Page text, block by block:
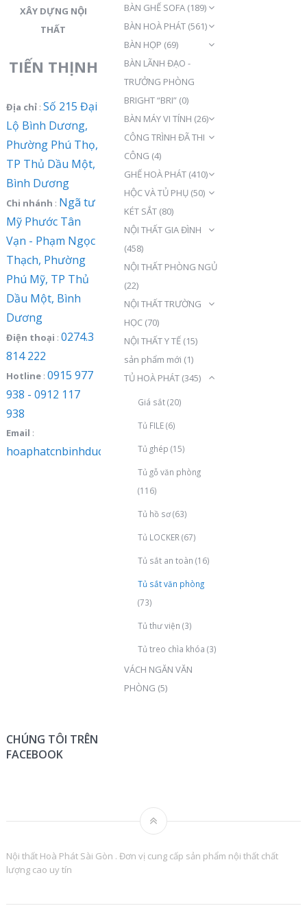
XÂY DỰNG NỘI
THẤT
TIẾN THỊNH
Địa chỉ: Số 215 Đại
Lộ Bình Dương,
Phường Phú Thọ,
TP Thủ Dầu Một,
Bình Dương
Chi nhánh : Ngã tư
Mỹ Phước Tân
Vạn - Phạm Ngọc
Thạch, Phường
Phú Mỹ, TP Thủ
Dầu Một, Bình
Dương
Điện thoại : 0274.3
814 222
Hotline: 0915 977
938 - 0912 117
938
Email :
hoaphatcnbinhduong@gmail.com
BÀN GHẾ SOFA (189)
BÀN HOÀ PHÁT (561)
BÀN HỌP (69)
BÀN LÃNH ĐẠO -
TRƯỞNG PHÒNG
BRIGHT “BRI” (0)
BÀN MÁY VI TÍNH (26)
CÔNG TRÌNH ĐÃ THI
CÔNG (4)
GHẾ HOÀ PHÁT (410)
HỘC VÀ TỦ PHỤ (50)
KÉT SẮT (80)
NỘI THẤT GIA ĐÌNH
(458)
NỘI THẤT PHÒNG NGỦ
(22)
NỘI THẤT TRƯỜNG
HỌC (70)
NỘI THẤT Y TẾ (15)
sản phẩm mới (1)
TỦ HOÀ PHÁT (345)
Giá sắt(20)
Tủ FILE(6)
Tủ ghép (15)
Tủ gỗ văn phòng
(116)
Tủ hồ sơ(63)
Tủ LOCKER (67)
Tủ sắt an toàn (16)
Tủ sắt văn phòng
(73)
Tủ thư viện (3)
Tủ treo chìa khóa (3)
VÁCH NGĂN VĂN
PHÒNG (5)
CHÚNG TÔI TRÊN
FACEBOOK
Nội thất Hoà Phát Sài Gòn . Đơn vị cung cấp sản phẩm nội thất chất
lượng cao uy tín